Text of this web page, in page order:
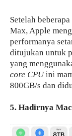
Setelah
Max, Apple
performanya
ditujukan untuk
yang
core CPUini
800GB/s dan
5. Hadirnya